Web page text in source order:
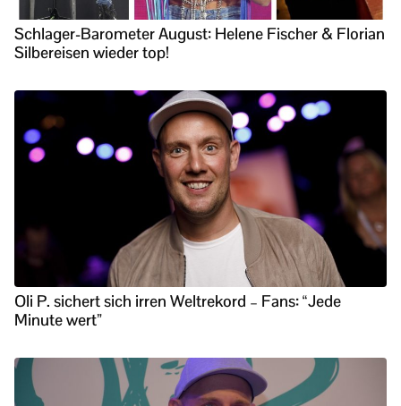
Schlager-Barometer August: Helene Fischer & Florian
Silbereisen wieder top!
Oli P. sichert sich irren Weltrekord – Fans: “Jede
Minute wert”